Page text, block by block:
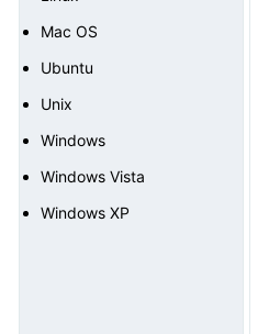
Mac OS
Ubuntu
Unix
Windows
Windows Vista
Windows XP